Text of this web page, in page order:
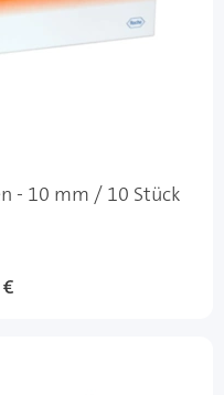
- 10 mm / 10 Stück